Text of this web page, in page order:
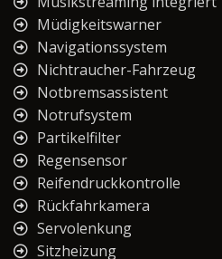
Müdigkeitswarner
Navigationssystem
Nichtraucher-Fahrzeug
Notbremsassistent
Notrufsystem
Partikelfilter
Regensensor
Reifendruckkontrolle
Rückfahrkamera
Servolenkung
Sitzheizung